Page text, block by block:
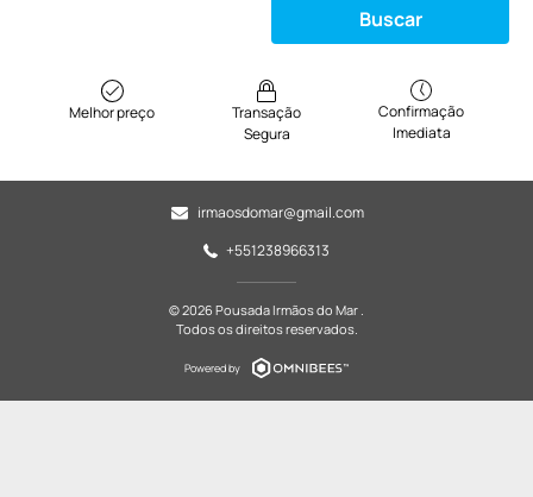
Buscar
Melhor preço
Transação
Segura
Confirmação
Imediata
irmaosdomar@gmail.com
+551238966313
© 2026 Pousada Irmãos do Mar .
Todos os direitos reservados.
Powered by